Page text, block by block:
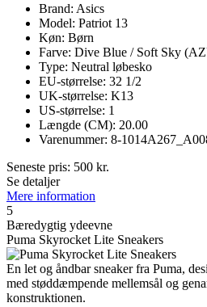
Brand: Asics
Model: Patriot 13
Køn: Børn
Farve: Dive Blue / Soft Sky
Type: Neutral løbesko
EU-størrelse: 32 1/2
UK-størrelse: K13
US-størrelse: 1
Længde (CM): 20.00
Varenummer: 8-
Seneste pris: 500 kr.
Se detaljer
Mere information
5
Bæredygtig ydeevne
Puma Skyrocket Lite Sneakers
En let og åndbar sneaker fra Puma,
med støddæmpende mellemsål og
konstruktionen.